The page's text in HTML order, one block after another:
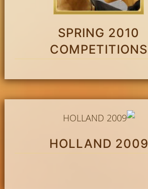
SPRING 2010
COMPETITIONS
HOLLAND 2009